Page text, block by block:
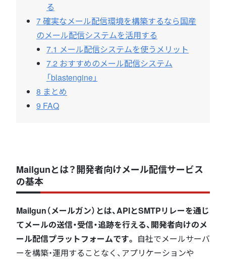
る
7確実なメール配信環境を構築するなら国産
のメール配信システムを活用する
7.1 メール配信システムを使うメリット
7.2 おすすめのメール配信システム
「blastengine」
8 まとめ
9 FAQ
Mailgunとは？開発者向けメール配信サービス
の基本
Mailgun（メールガン）とは、APIとSMTPリレーを通じ
てメールの送信・受信・追跡を行える、開発者向けのメ
ール配信プラットフォームです。 自社でメールサーバ
ーを構築・運用することなく、アプリケーションや